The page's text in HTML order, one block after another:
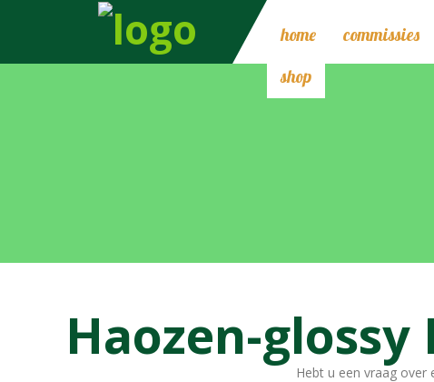
home commissies
shop
Haozen-glossy
Hebt u een vraag over